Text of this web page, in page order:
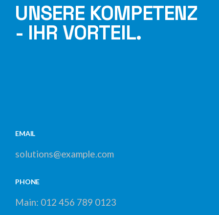
UNSERE KOMPETENZ
- IHR VORTEIL.
EMAIL
solutions@example.com
PHONE
Main: 012 456 789 0123